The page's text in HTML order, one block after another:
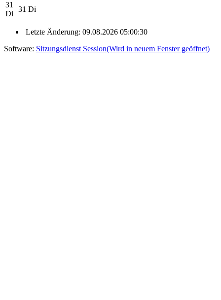
31
Di
31 Di
Letzte Änderung: 09.08.2026 05:00:30
Software: Sitzungsdienst Session(Wird in neuem Fenster geöffnet)